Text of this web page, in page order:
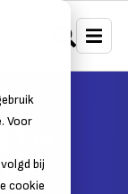
Voor
bij
cookie
in